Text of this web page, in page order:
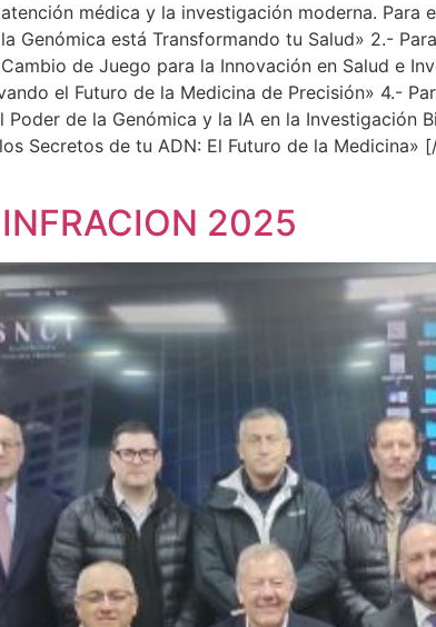
médica y la investigación moderna. Para
Genómica está Transformando tu Salud» 2.-
de Juego para la Innovación en Salud e
el Futuro de la Medicina de Precisión» 4.-
de la Genómica y la IA en la Investigación
Secretos de tu ADN: El Futuro de la Medicina»
2025